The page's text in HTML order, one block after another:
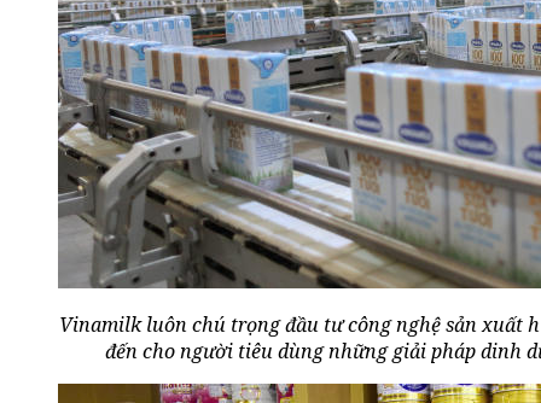
Vinamilk luôn chú trọng đầu tư công nghệ sản xuất
đến cho người tiêu dùng những giải pháp dinh